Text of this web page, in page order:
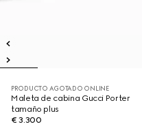
PRODUCTO AGOTADO ONLINE
Maleta de cabina Gucci Porter
tamaño plus
€ 3.300